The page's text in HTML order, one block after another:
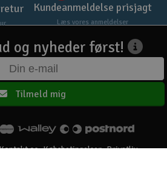
Kundeanmeldelse prisjagt
Læs vores anmeldelser
og nyheder først!
Tilmeld mig
os Købsbetingelser Privatliv